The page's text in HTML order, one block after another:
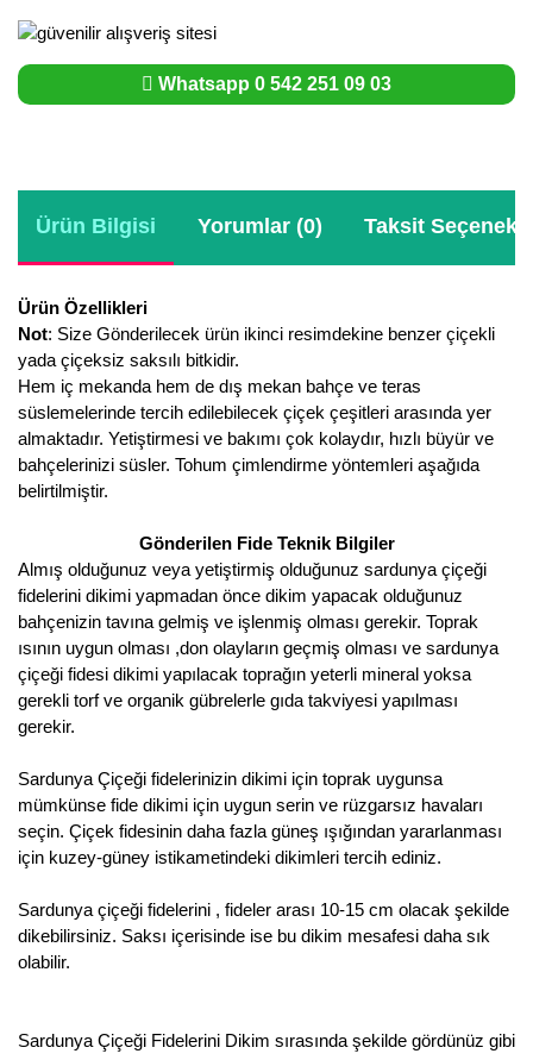
Whatsapp 0 542 251 09 03
Ürün Bilgisi Yorumlar (0) Taksit
Ürün Özellikleri
Not: Size Gönderilecek ürün ikinci resimdekine benzer çiçekli
yada çiçeksiz saksılı bitkidir.
Hem iç mekanda hem de dış mekan bahçe ve teras
süslemelerinde tercih edilebilecek çiçek çeşitleri arasında yer
almaktadır. Yetiştirmesi ve bakımı çok kolaydır, hızlı büyür ve
bahçelerinizi süsler. Tohum çimlendirme yöntemleri aşağıda
belirtilmiştir.
Gönderilen Fide Teknik Bilgiler
Almış olduğunuz veya yetiştirmiş olduğunuz sardunya çiçeği
fidelerini dikimi yapmadan önce dikim yapacak olduğunuz
bahçenizin tavına gelmiş ve işlenmiş olması gerekir. Toprak
ısının uygun olması ,don olayların geçmiş olması ve sardunya
çiçeği fidesi dikimi yapılacak toprağın yeterli mineral yoksa
gerekli torf ve organik gübrelerle gıda takviyesi yapılması
gerekir.
Sardunya Çiçeği fidelerinizin dikimi için toprak uygunsa
mümkünse fide dikimi için uygun serin ve rüzgarsız havaları
seçin. Çiçek fidesinin daha fazla güneş ışığından yararlanması
için kuzey-güney istikametindeki dikimleri tercih ediniz.
Sardunya çiçeği fidelerini , fideler arası 10-15 cm olacak şekilde
dikebilirsiniz. Saksı içerisinde ise bu dikim mesafesi daha sık
olabilir.
Sardunya Çiçeği Fidelerini Dikim sırasında şekilde gördünüz gibi